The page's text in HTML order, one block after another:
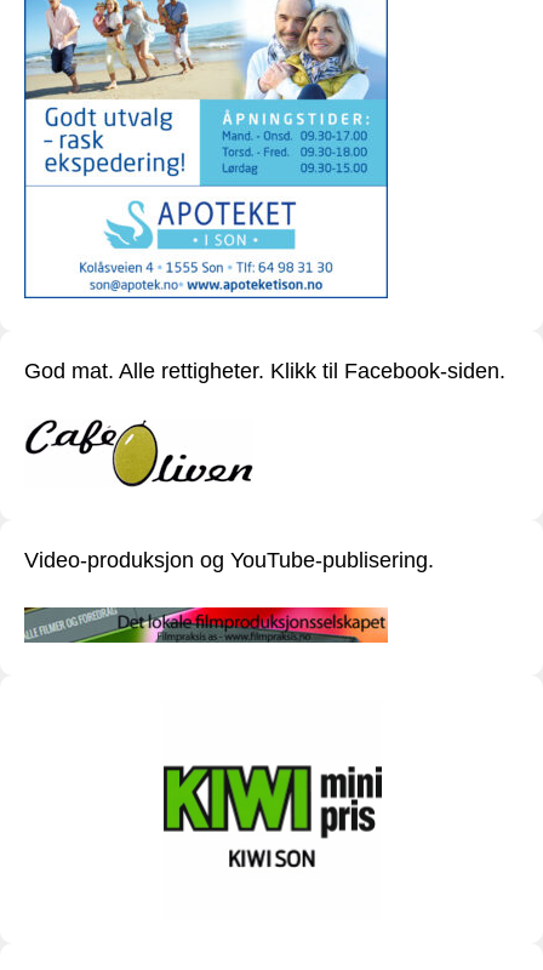
God mat. Alle rettigheter. Klikk til Facebook-siden.
Video-produksjon og YouTube-publisering.